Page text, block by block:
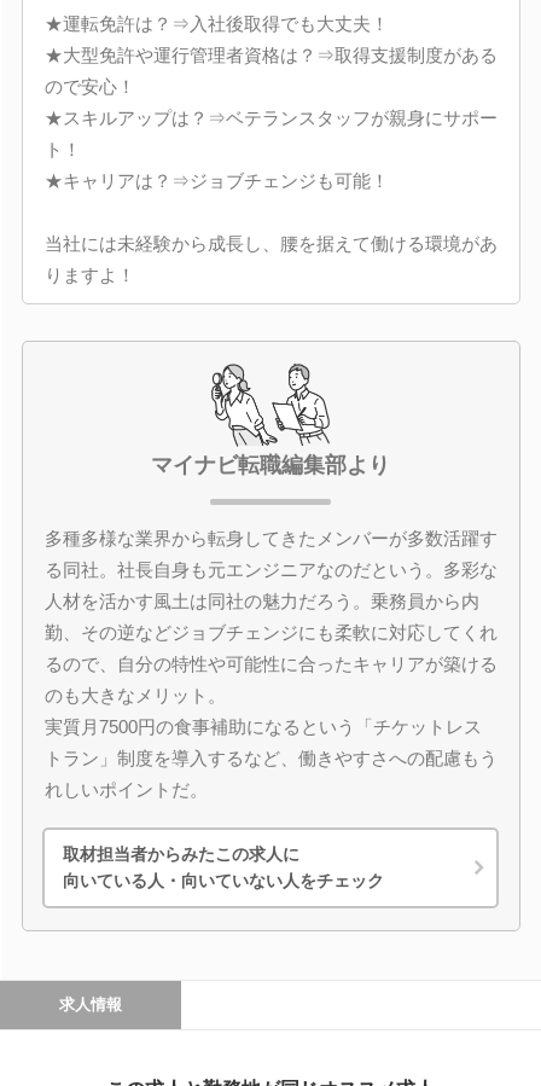
★運転免許は？⇒入社後取得でも大丈夫！
★大型免許や運行管理者資格は？⇒取得支援制度がある
ので安心！
★スキルアップは？⇒ベテランスタッフが親身にサポー
ト！
★キャリアは？⇒ジョブチェンジも可能！
当社には未経験から成長し、腰を据えて働ける環境があ
りますよ！
マイナビ転職編集部より
多種多様な業界から転身してきたメンバーが多数活躍す
る同社。社長自身も元エンジニアなのだという。多彩な
人材を活かす風土は同社の魅力だろう。乗務員から内
勤、その逆などジョブチェンジにも柔軟に対応してくれ
るので、自分の特性や可能性に合ったキャリアが築ける
のも大きなメリット。
実質月7500円の食事補助になるという「チケットレス
トラン」制度を導入するなど、働きやすさへの配慮もう
れしいポイントだ。
取材担当者からみたこの求人に
向いている人・向いていない人をチェック
求人情報